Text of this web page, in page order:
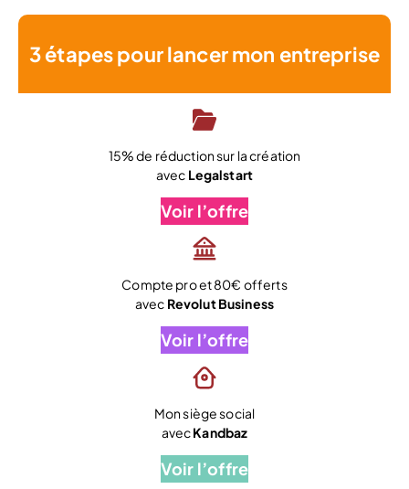
3 étapes pour lancer mon entreprise
15% de réduction sur la création
avec Legalstart
Voir l’offre
Compte pro et 80€ offerts
avec Revolut Business
Voir l’offre
Mon siège social
avecKandbaz
Voir l’offre